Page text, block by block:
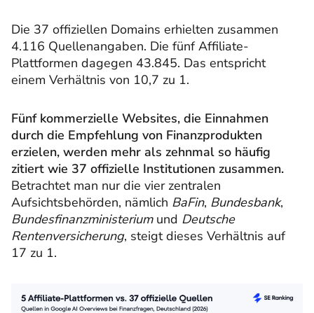
Die 37 offiziellen Domains erhielten zusammen
4.116 Quellenangaben. Die fünf Affiliate-
Plattformen dagegen 43.845. Das entspricht
einem Verhältnis von 10,7 zu 1.
Fünf kommerzielle Websites, die Einnahmen
durch die Empfehlung von Finanzprodukten
erzielen, werden mehr als zehnmal so häufig
zitiert wie 37 offizielle Institutionen zusammen.
Betrachtet man nur die vier zentralen
Aufsichtsbehörden, nämlich BaFin, Bundesbank,
Bundesfinanzministeriumund Deutsche
Rentenversicherung, steigt dieses Verhältnis auf
17 zu 1.